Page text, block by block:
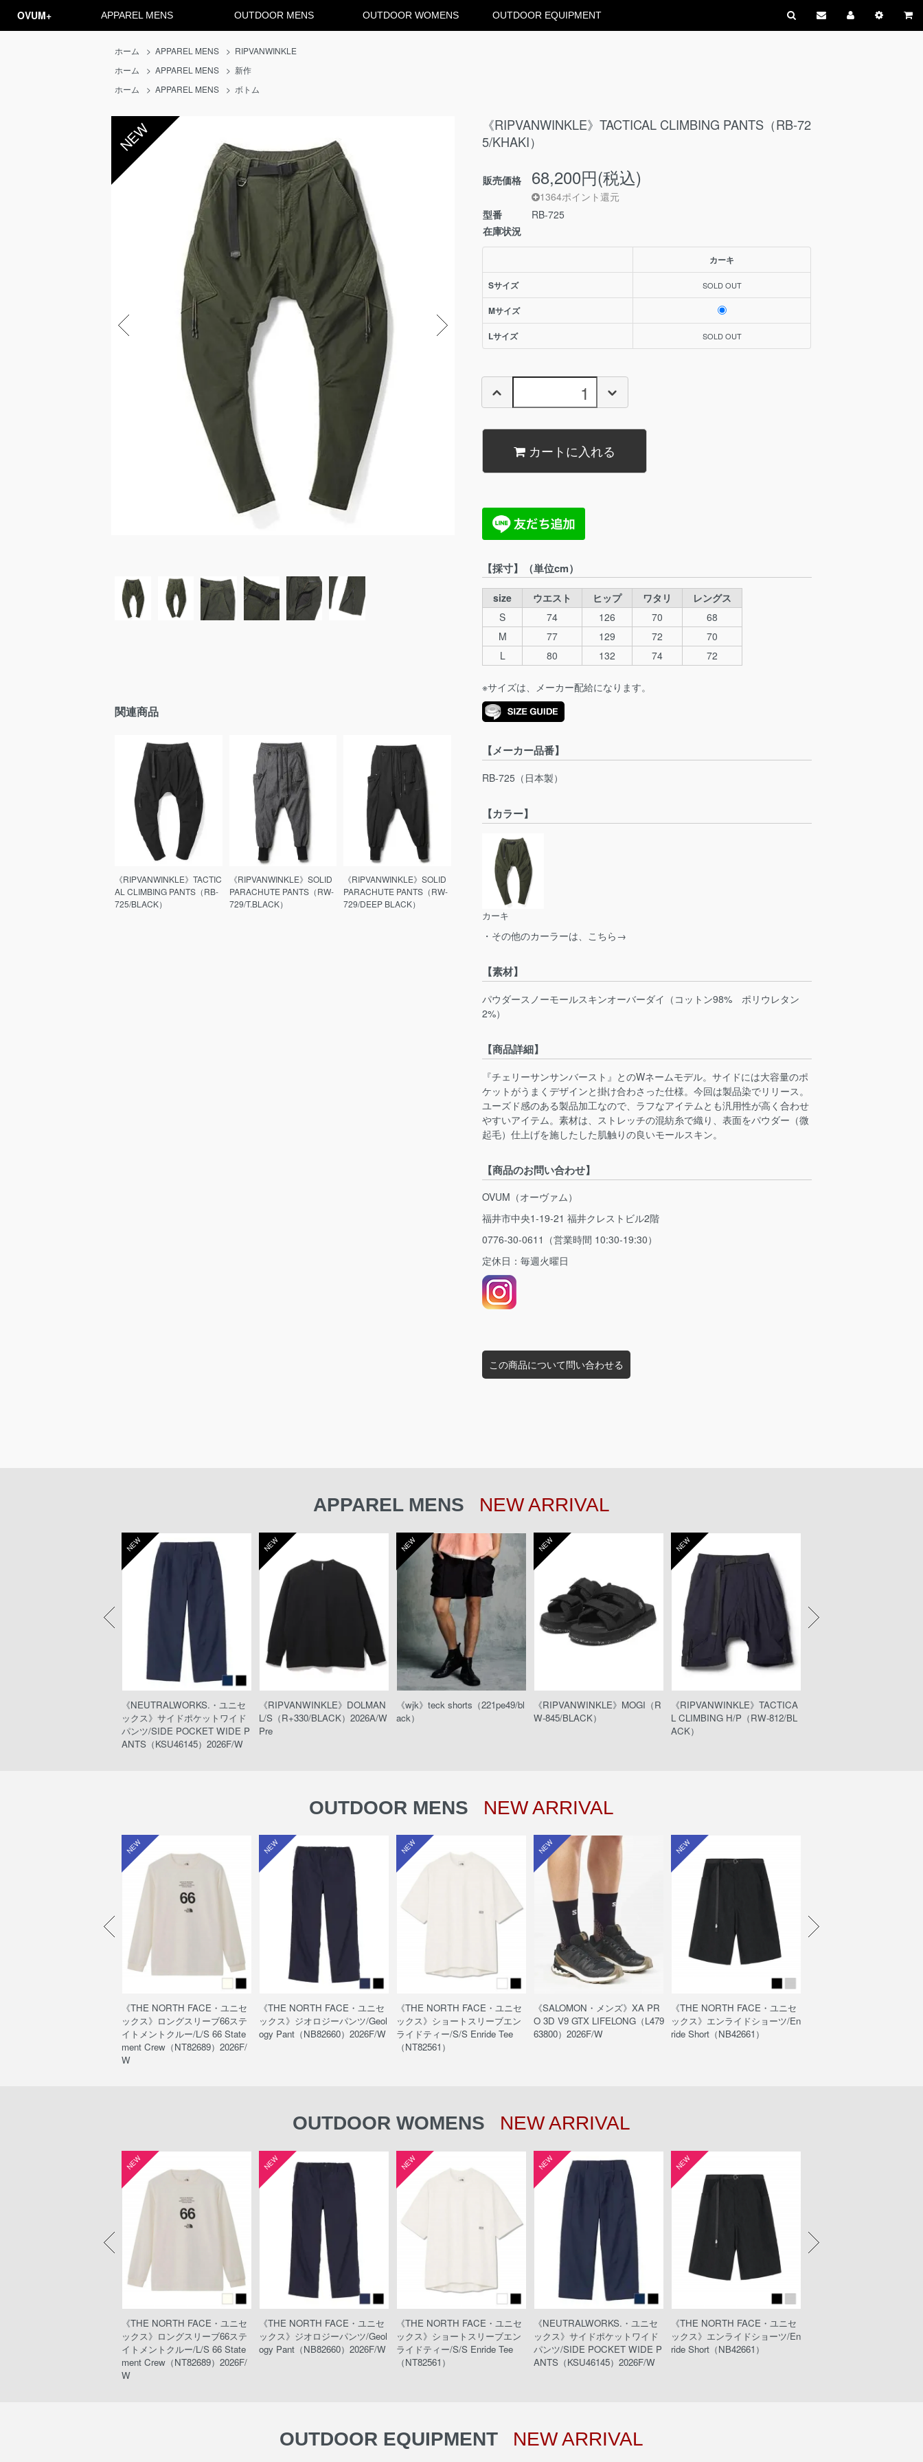
OVUM+ APPAREL MENS OUTDOOR MENS OUTDOOR WOMENS OUTDOOR EQUIPMENT
ホーム >APPAREL MENS > RIPVANWINKLE
ホーム
>APPAREL MENS > 新作
ホーム
>APPAREL MENS > ボトム
NEW
関連商品
《RIPVANWINKLE》TACTIC
AL CLIMBING PANTS（RB-
725/BLACK）
《RIPVANWINKLE》SOLID
PARACHUTE PANTS（RW-
729/T.BLACK）
《RIPVANWINKLE》SOLID
PARACHUTE PANTS（RW-
729/DEEP BLACK）
《RIPVANWINKLE》TACTICAL CLIMBING PANTS（RB-72
5/KHAKI）
販売価格 68,200円(税込)
1364ポイント還元
型番
RB-725
在庫状況
カーキ
Sサイズ SOLD OUT
Mサイズ
Lサイズ SOLD OUT
カートに入れる
【採寸】（単位cm）
size ウエスト ヒップ ワタリ
レングス
S
74 126 70
68
M
77 129 72
70
L
80 132 74 72
※サイズは、メーカー配給になります。
【メーカー品番】
RB-725（日本製）
【カラー】
カーキ
・その他のカーラーは、こちら→
【素材】
パウダースノーモールスキンオーバーダイ（コットン98% ポリウレタン
2%）
【商品詳細】
『チェリーサンサンバースト』とのWネームモデル。サイドには大容量のポ
ケットがうまくデザインと掛け合わさった仕様。今回は製品染でリリース。
ユーズド感のある製品加工なので、ラフなアイテムとも汎用性が高く合わせ
やすいアイテム。素材は、ストレッチの混紡糸で織り、表面をパウダー（微
起毛）仕上げを施したした肌触りの良いモールスキン。
【商品のお問い合わせ】
OVUM（オーヴァム）
福井市中央1-19-21 福井クレストビル2階
0776-30-0611（営業時間 10:30-19:30）
定休日：毎週火曜日
この商品について問い合わせる
APPAREL MENS NEW ARRIVAL
NEW
《NEUTRALWORKS.・ユニセ
ックス》サイドポケットワイド
パンツ/SIDE POCKET WIDE P
ANTS（KSU46145）2026F/W
NEW
《RIPVANWINKLE》DOLMAN
L/S（R+330/BLACK）2026A/W
Pre
NEW
《wjk》teck shorts（221pe49/bl
ack）
NEW
《RIPVANWINKLE》MOGI（R
W-845/BLACK）
NEW
《RIPVANWINKLE》TACTICA
L CLIMBING H/P（RW-812/BL
ACK）
OUTDOOR MENS NEW ARRIVAL
NEW
《THE NORTH FACE・ユニセ
ックス》ロングスリーブ66ステ
イトメントクルー/L/S 66 State
ment Crew（NT82689）2026F/
W
NEW
《THE NORTH FACE・ユニセ
ックス》ジオロジーパンツ/Geol
ogy Pant（NB82660）2026F/W
NEW
《THE NORTH FACE・ユニセ
ックス》ショートスリーブエン
ライドティー/S/S Enride Tee
（NT82561）
NEW
《SALOMON・メンズ》XA PR
O 3D V9 GTX LIFELONG（L479
63800）2026F/W
NEW
《THE NORTH FACE・ユニセ
ックス》エンライドショーツ/En
ride Short（NB42661）
OUTDOOR WOMENS NEW ARRIVAL
NEW
《THE NORTH FACE・ユニセ
ックス》ロングスリーブ66ステ
イトメントクルー/L/S 66 State
ment Crew（NT82689）2026F/
W
NEW
《THE NORTH FACE・ユニセ
ックス》ジオロジーパンツ/Geol
ogy Pant（NB82660）2026F/W
NEW
《THE NORTH FACE・ユニセ
ックス》ショートスリーブエン
ライドティー/S/S Enride Tee
（NT82561）
NEW
《NEUTRALWORKS.・ユニセ
ックス》サイドポケットワイド
パンツ/SIDE POCKET WIDE P
ANTS（KSU46145）2026F/W
NEW
《THE NORTH FACE・ユニセ
ックス》エンライドショーツ/En
ride Short（NB42661）
OUTDOOR EQUIPMENT NEW ARRIVAL